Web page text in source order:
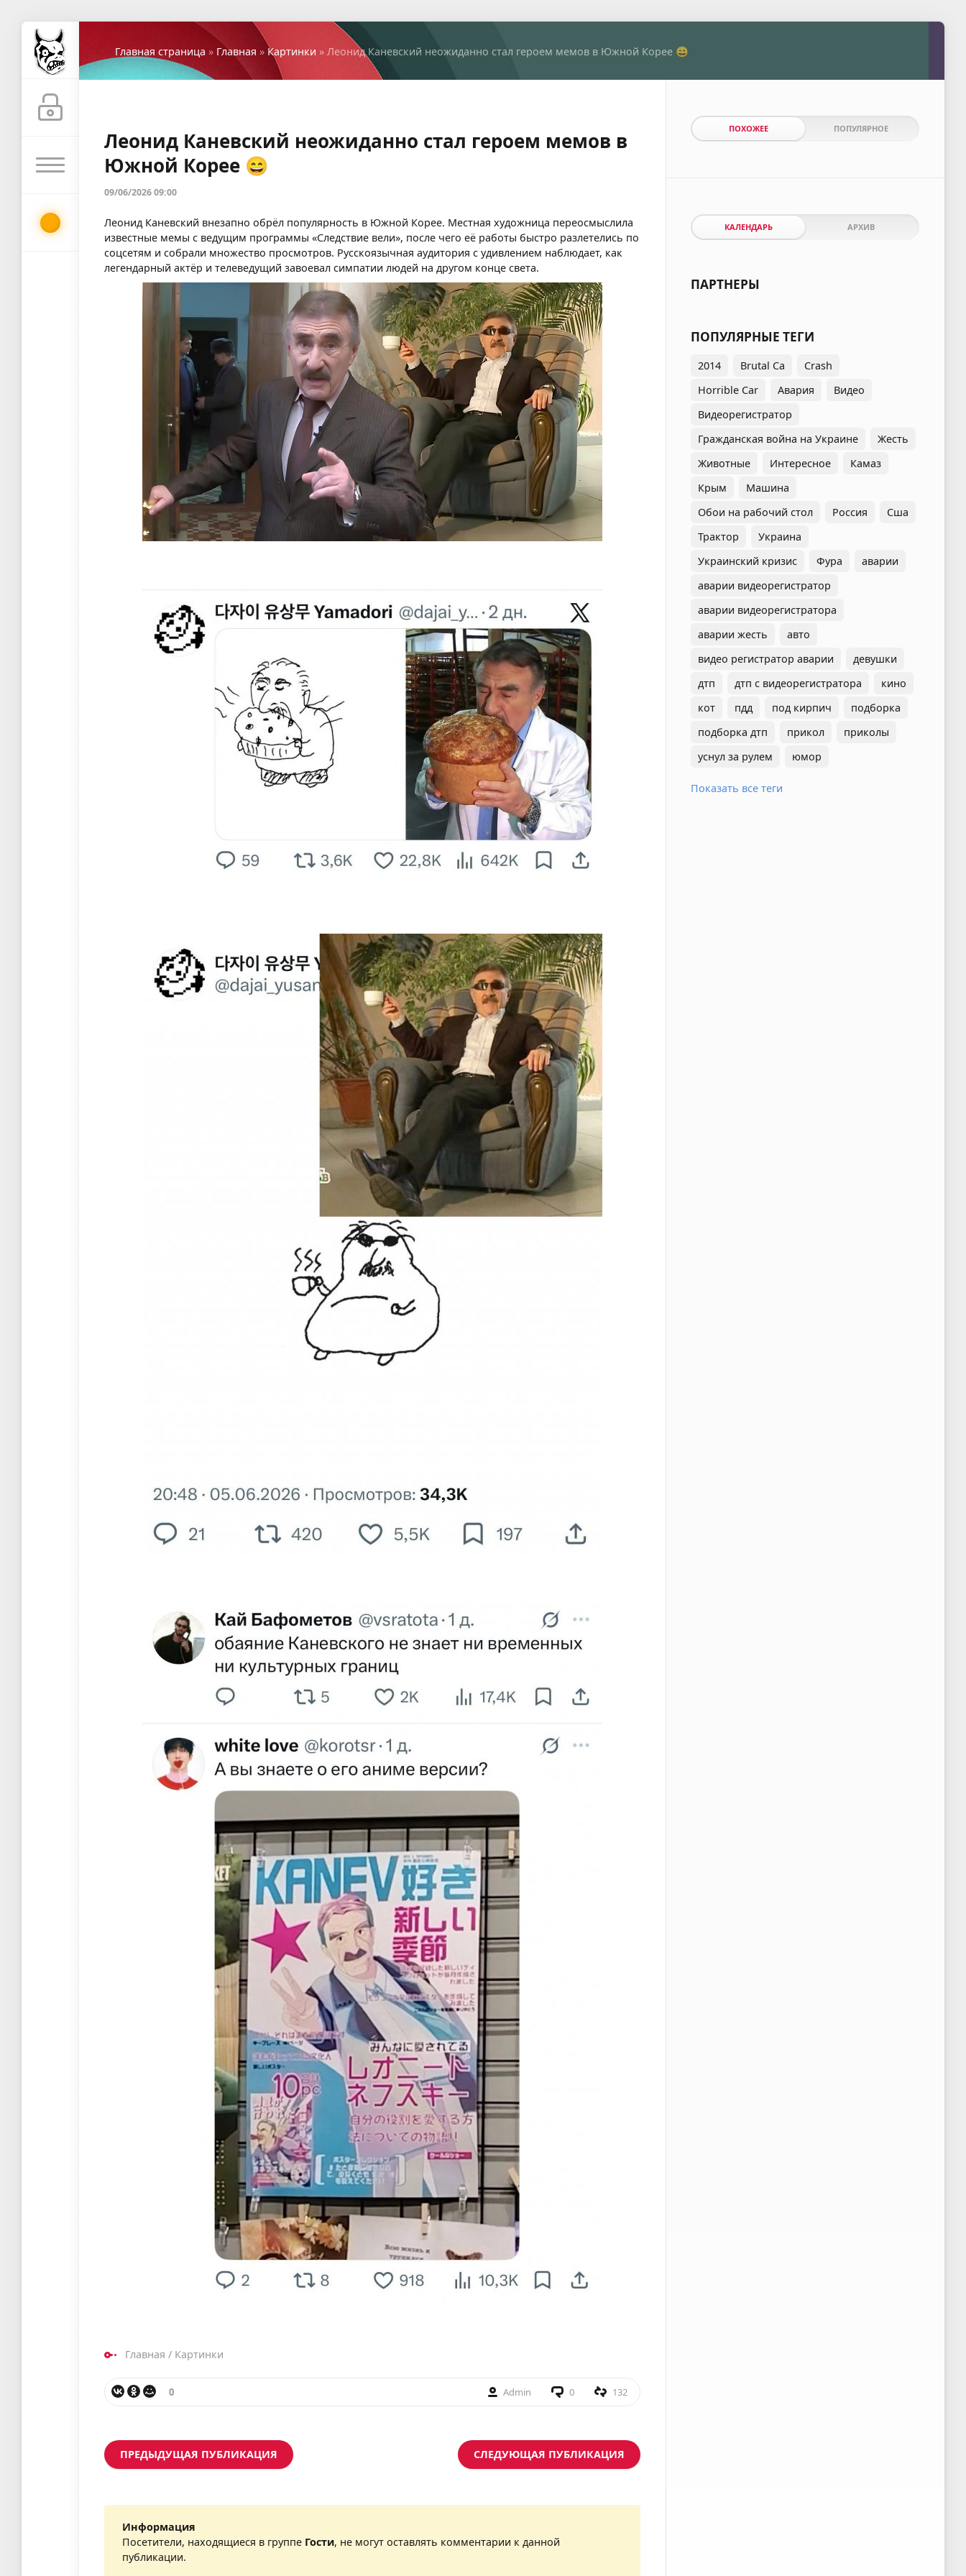
Главная страница » Главная » Картинки » Леонид Каневский неожиданно стал героем мемов в Южной Корее 😄
Леонид Каневский неожиданно стал героем мемов в
Южной Корее 😄
09/06/2026 09:00
Леонид Каневский внезапно обрёл популярность в Южной Корее. Местная художница переосмыслила
известные мемы с ведущим программы «Следствие вели», после чего её работы быстро разлетелись по
соцсетям и собрали множество просмотров. Русскоязычная аудитория с удивлением наблюдает, как
легендарный актёр и телеведущий завоевал симпатии людей на другом конце света.
Главная / Картинки
0 Admin 0 132
ПРЕДЫДУЩАЯ ПУБЛИКАЦИЯ СЛЕДУЮЩАЯ ПУБЛИКАЦИЯ
Информация
Посетители, находящиеся в группе Гости, не могут оставлять комментарии к данной
публикации.
ПОХОЖЕЕ ПОПУЛЯРНОЕ
КАЛЕНДАРЬ АРХИВ
ПАРТНЕРЫ
ПОПУЛЯРНЫЕ ТЕГИ
2014 Brutal Ca
Crash
Horrible Car
Авария
Видео
Видеорегистратор
Гражданская война на Украине
Жесть
Животные
Интересное
Камаз
Крым
Машина
Обои на рабочий стол
Россия
Сша
Трактор
Украина
Украинский кризис
Фура
аварии
аварии видеорегистратор
аварии видеорегистратора
аварии жесть
авто
видео регистратор аварии
девушки
дтп
дтп с видеорегистратора
кино
кот
пдд под кирпич
подборка
подборка дтп
прикол
приколы
уснул за рулем
юмор
Показать все теги